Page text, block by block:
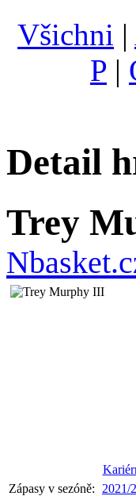
Všichni |
P |
Detail
Trey
Zápasy v sezóně:
2021/